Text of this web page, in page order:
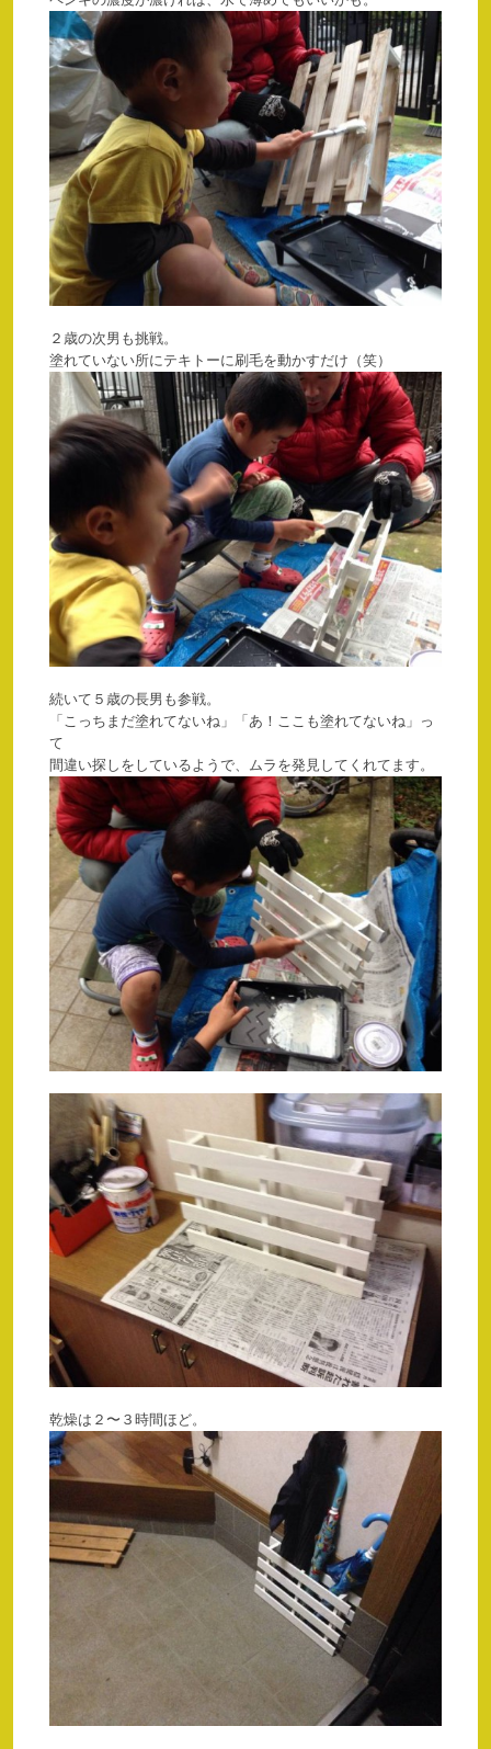
２歳の次男も挑戦。
塗れていない所にテキトーに刷毛を動かすだけ（笑）
続いて５歳の長男も参戦。
「こっちまだ塗れてないね」「あ！ここも塗れてないね」っ
て
間違い探しをしているようで、ムラを発見してくれてます。
乾燥は２〜３時間ほど。